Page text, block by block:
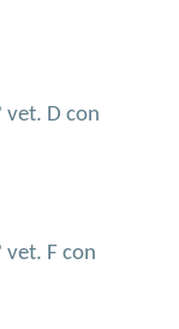
vet. D con
vet. F con